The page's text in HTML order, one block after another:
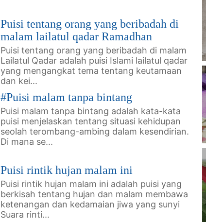
Puisi tentang orang yang beribadah di
malam lailatul qadar Ramadhan
Puisi tentang orang yang beribadah di malam
Lailatul Qadar adalah puisi Islami lailatul qadar
yang mengangkat tema tentang keutamaan
dan kei...
#Puisi malam tanpa bintang
Puisi malam tanpa bintang adalah kata-kata
puisi menjelaskan tentang situasi kehidupan
seolah terombang-ambing dalam kesendirian.
Di mana se...
Puisi rintik hujan malam ini
Puisi rintik hujan malam ini adalah puisi yang
berkisah tentang hujan dan malam membawa
ketenangan dan kedamaian jiwa yang sunyi
Suara rinti...